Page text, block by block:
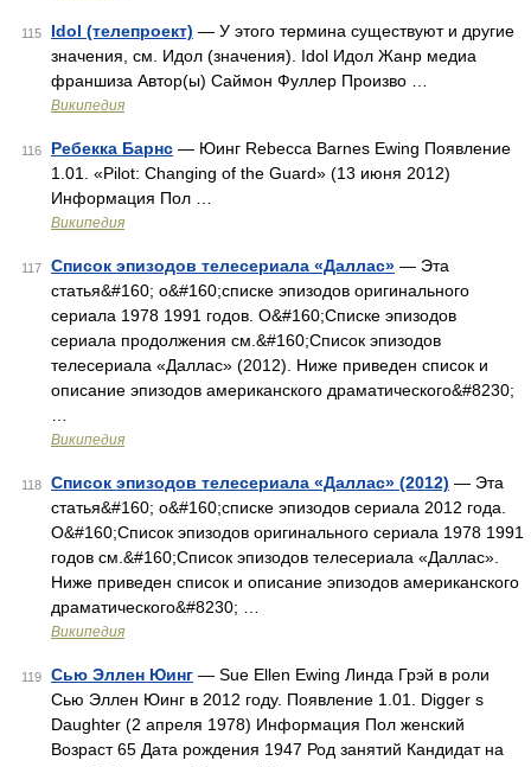
115 Idol (телепроект) — У этого термина существуют и другие
значения, см. Идол (значения). Idol Идол Жанр медиа
франшиза Автор(ы) Саймон Фуллер Произво …
Википедия
116 Ребекка Барнс — Юинг Rebecca Barnes Ewing Появление
1.01. «Pilot: Changing of the Guard» (13 июня 2012)
Информация Пол …
Википедия
117 Список эпизодов телесериала «Даллас» — Эта
статья&#160; о&#160;списке эпизодов оригинального
сериала 1978 1991 годов. О&#160;Списке эпизодов
сериала продолжения см.&#160;Список эпизодов
телесериала «Даллас» (2012). Ниже приведен список и
описание эпизодов американского драматического&#8230;
Википедия
118 Список эпизодов телесериала «Даллас» (2012) — Эта
статья&#160; о&#160;списке эпизодов сериала 2012 года.
О&#160;Список эпизодов оригинального сериала 1978 1991
годов см.&#160;Список эпизодов телесериала «Даллас».
Ниже приведен список и описание эпизодов американского
драматического&#8230; …
Википедия
119 Сью Эллен Юинг — Sue Ellen Ewing Линда Грэй в роли
Сью Эллен Юинг в 2012 году. Появление 1.01. Digger s
Daughter (2 апреля 1978) Информация Пол женский
Возраст 65 Дата рождения 1947 Род занятий Кандидат на